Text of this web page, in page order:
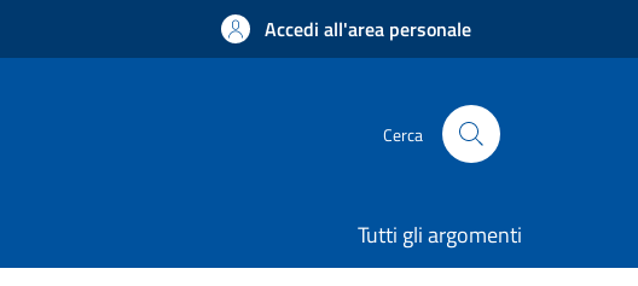
Accedi all'area personale
Cerca
Tutti gli argomenti